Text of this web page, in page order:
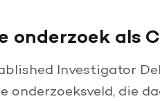
onderzoek als
Investigator
onderzoeksveld, die